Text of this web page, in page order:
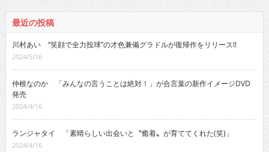
最近の投稿
川村あい “笑顔で全力投球”の才色兼備グラドルが復帰作をリリース!!
2024/5/16
仲根なのか 「みんなの言うことは絶対！」が合言葉の新作イメージDVD
発売
2024/4/16
ランジャタイ 「素晴らしい出会いと〝癒着〟が育ててくれた(笑)」
2024/4/16